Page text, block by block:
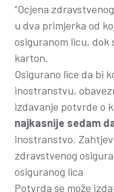
“Ocjena
u dva primjerka od
osiguranom licu, dok
karton.
Osigurano lice da bi
inostranstvu,
izdavanje potvrde o
najkasnije sedam
inostranstvo.
zdravstvenog
osiguranog lica
Potvrda se može